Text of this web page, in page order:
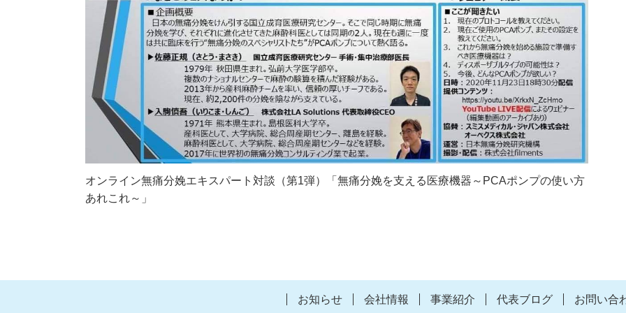
オンライン無痛分娩エキスパート対談（第1弾）「無痛分娩を支える医療機器～PCAポンプの使い方
あれこれ～」
お知らせ 会社情報 事業紹介 代表ブログ お問い合